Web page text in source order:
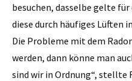
besuchen, dasselbe gelte
diese durch häufiges Lüften
Die Probleme mit dem
werden, dann könne man
sind wir in Ordnung“, stellte